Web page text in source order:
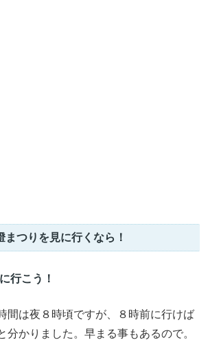
まつりを見に行くなら！
行こう！
間は夜８時頃ですが、８時前に行けば
分かりました。早まる事もあるので。